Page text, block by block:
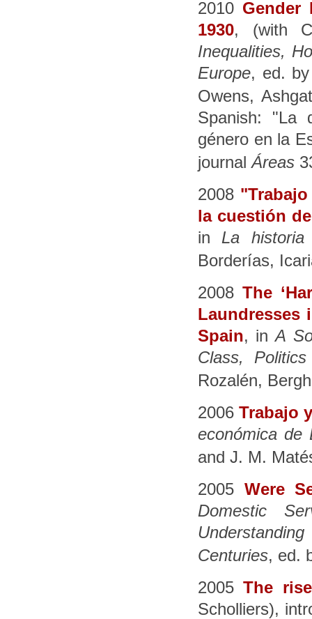
2010 Gender
1930, (with
Inequalities,
Europe, ed.
Owens,
Spanish: "La
género en la
journalÁreas
2008
la cuestión
in La historia
Borderías,
2008 The
Laundresses
Spain, inA
Class,
Rozalén,
2006 Trabajo
económica de
and J. M.
2005 Were
Domestic
Centuries, ed.
2005The
Scholliers),